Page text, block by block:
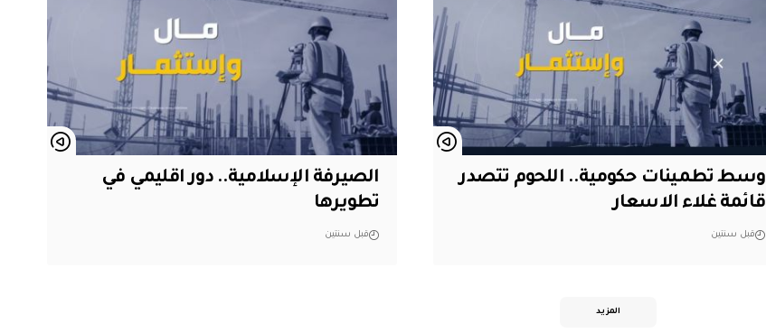
وسط تطمينات حكومية.. اللحوم تتصدر
قائمة غلاء الاسعار
قبل سنتين
الصيرفة الإسلامية.. دور اقليمي في
تطويرها
قبل سنتين
المزيد